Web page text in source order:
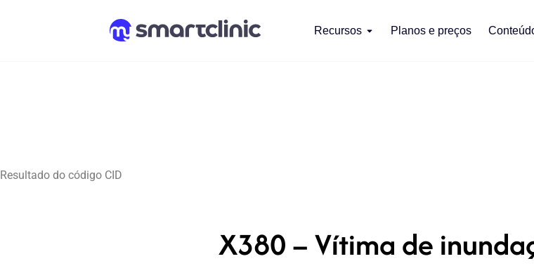
Recursos Planos e preços
Resultado do código CID
X380 – Vítima de